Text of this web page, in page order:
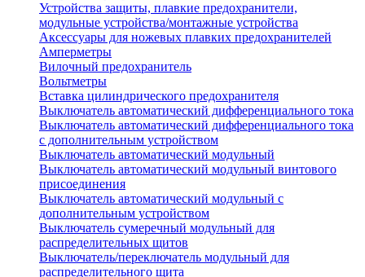
Устройства защиты, плавкие предохранители,
модульные устройства/монтажные устройства
Аксессуары для ножевых плавких предохранителей
Амперметры
Вилочный предохранитель
Вольтметры
Вставка цилиндрического предохранителя
Выключатель автоматический дифференциального тока
Выключатель автоматический дифференциального тока
с дополнительным устройством
Выключатель автоматический модульный
Выключатель автоматический модульный винтового
присоединения
Выключатель автоматический модульный с
дополнительным устройством
Выключатель сумеречный модульный для
распределительных щитов
Выключатель/переключатель модульный для
распределительного щита